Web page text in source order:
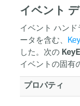
イベント
イベント ハン
ータを含む、
した。次の
イベントの固有
プロパティ